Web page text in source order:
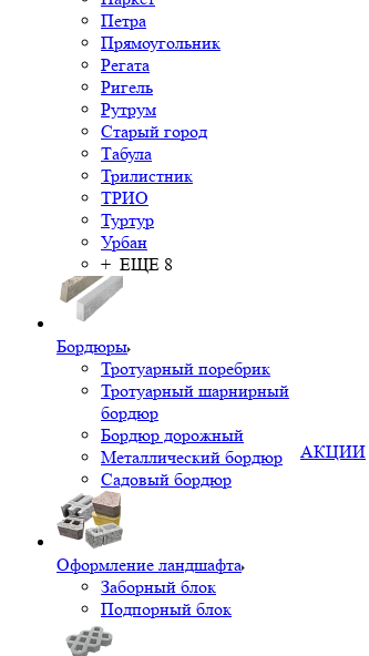
Петра
Прямоугольник
Регата
Ригель
Рутрум
Старый город
Табула
Трилистник
ТРИО
Туртур
Урбан
+ ЕЩЕ 8
Бордюры
Тротуарный поребрик
Тротуарный шарнирный
бордюр
Бордюр дорожный
Металлический бордюр
Садовый бордюр
Оформление ландшафта
Заборный блок
Подпорный блок
АКЦИИ